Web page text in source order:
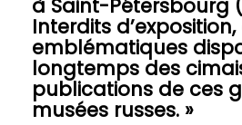
à Saint-Pétersbourg
Interdits
emblématiques
longtemps des
publications de ces
musées russes. »